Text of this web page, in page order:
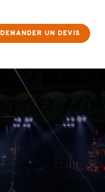
DEMANDER UN DEVIS×